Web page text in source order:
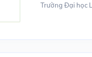
Trường Đại học